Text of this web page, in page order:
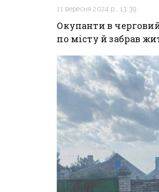
11 вересня 2024 р., 13:39
Окупанти в
по місту й забрав